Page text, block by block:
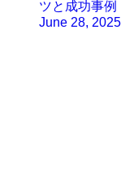
ツと成功事例
June 28, 2025